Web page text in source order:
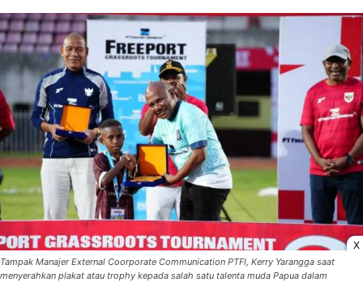
X
Tampak Manajer External Coorporate Communication PTFI, Kerry Yarangga saat
menyerahkan plakat atau trophy kepada salah satu talenta muda Papua dalam